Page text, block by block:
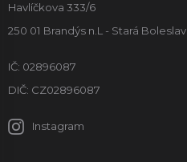
Havlíčkova 333/6
250 01 Brandýs n.L - Stará Boleslav
IČ: 02896087
DIČ: CZ02896087
Instagram